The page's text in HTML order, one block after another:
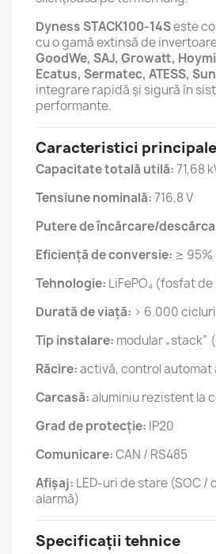
Dyness STACK100-14Seste
cu o gamă extinsă de
GoodWe, SAJ, Growatt,
Ecatus, Sermatec, ATESS,
integrare rapidă și sigură în
performante.
Caracteristici principale
Capacitate totală utilă:71,68
Tensiune nominală:716,8 V
Putere de încărcare/
Eficiență de conversie: ≥ 95%
Tehnologie: LiFePO₄ (fosfat
Durată de viață: > 6.000 cicluri
Tip instalare: modular „stack”
Răcire:activă, control automat
Carcasă:aluminiu rezistent la
Grad de protecție: IP20
Comunicare:CAN / RS485
Afișaj: LED-uri de stare (SOC /
alarmă)
Specificații tehnice